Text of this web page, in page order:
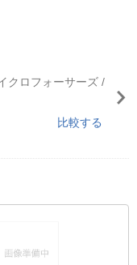
クロフォーサーズ /
比較する